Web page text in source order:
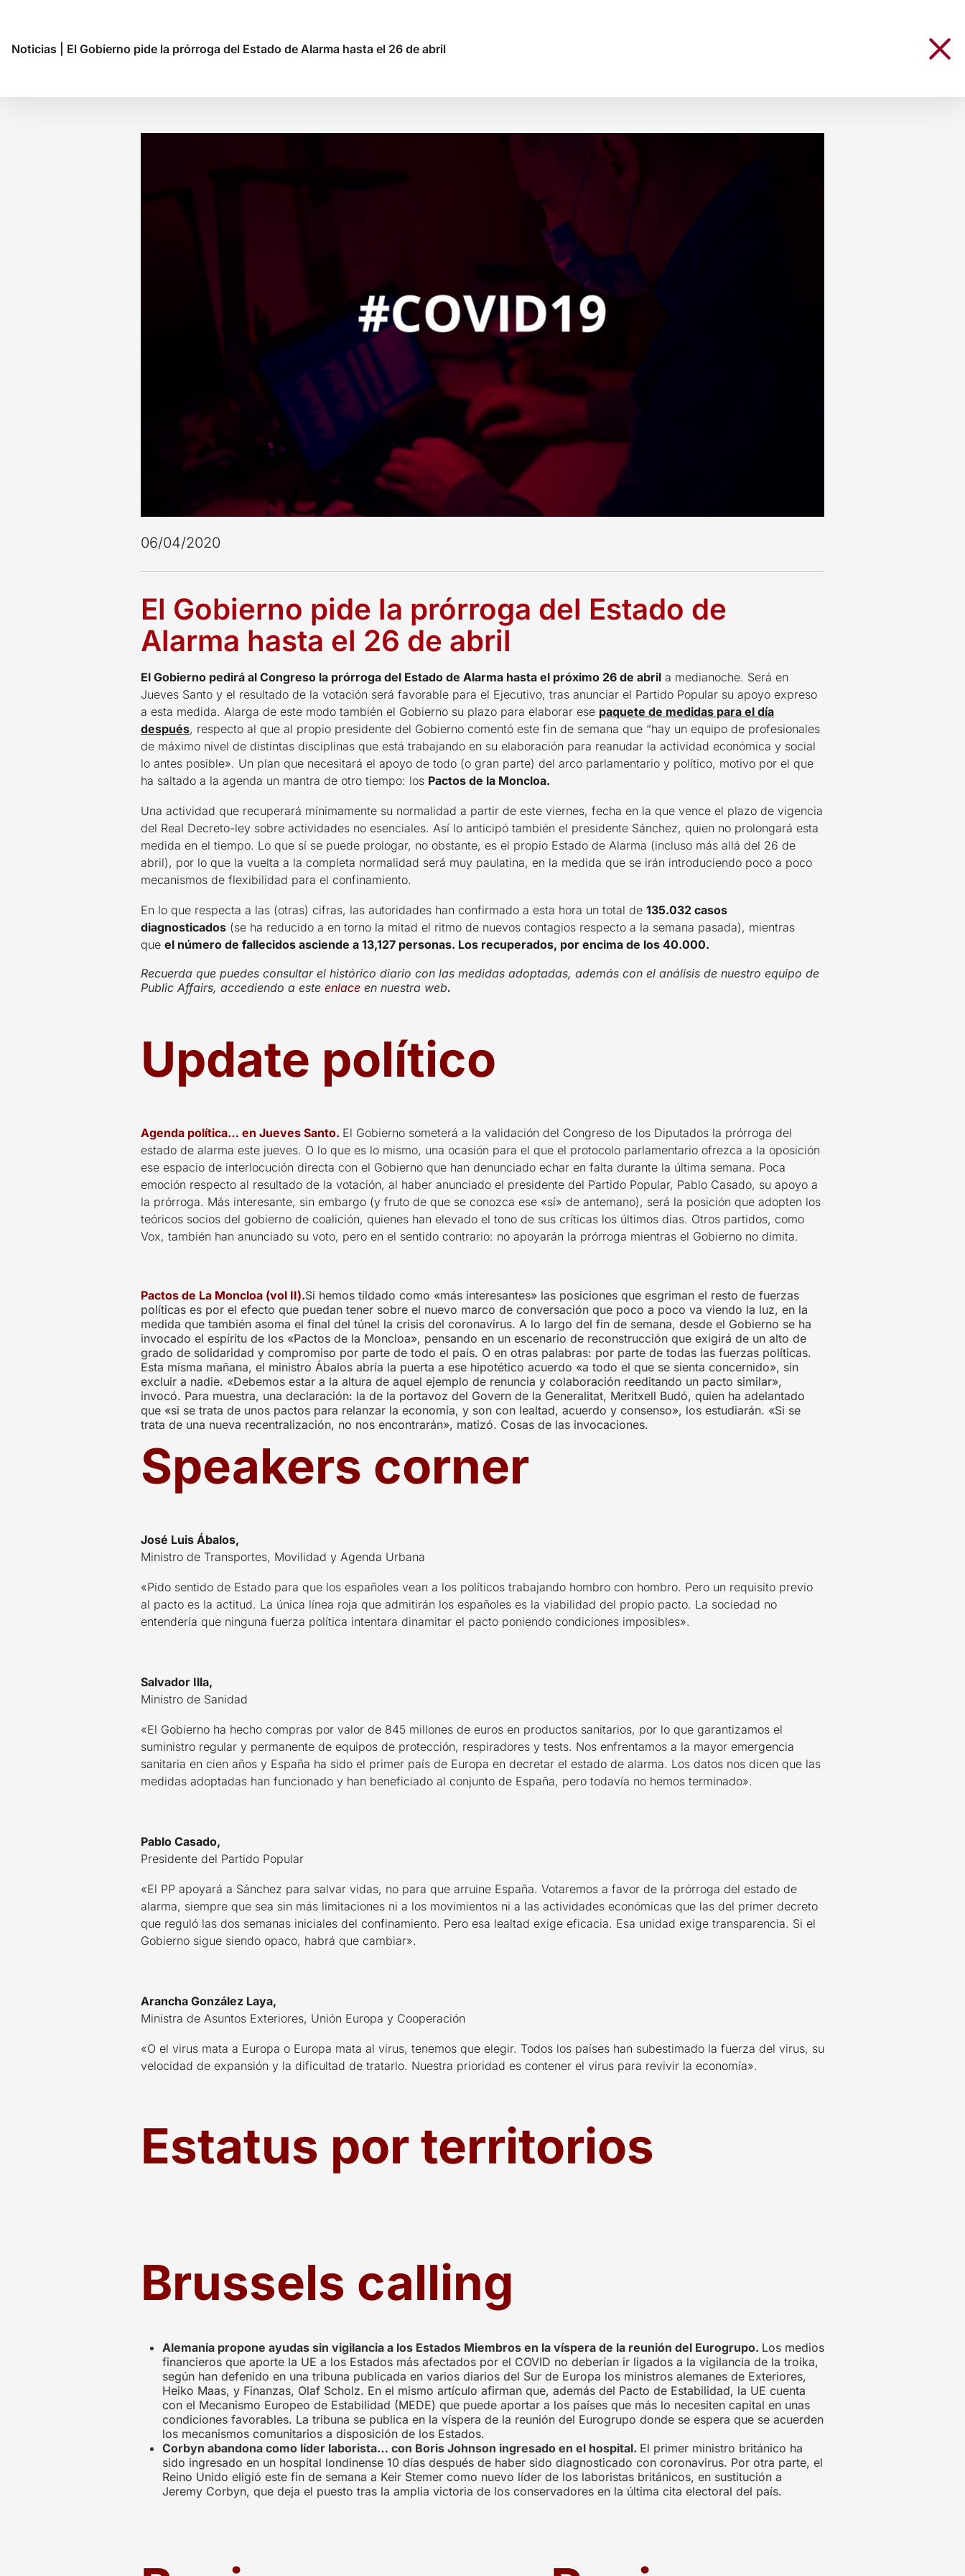
Noticias El Gobierno pide la prórroga del Estado de Alarma hasta el 26 de abril
06/04/2020
El Gobierno pide la prórroga del Estado de
Alarma hasta el 26 de abril
El Gobierno pedirá al Congreso la prórroga del Estado de Alarma hasta el próximo 26 de abril a medianoche. Será en
Jueves Santo y el resultado de la votación será favorable para el Ejecutivo, tras anunciar el Partido Popular su apoyo expreso
a esta medida. Alarga de este modo también el Gobierno su plazo para elaborar ese paquete de medidas para el día
después, respecto al que al propio presidente del Gobierno comentó este fin de semana que “hay un equipo de profesionales
de máximo nivel de distintas disciplinas que está trabajando en su elaboración para reanudar la actividad económica y social
lo antes posible». Un plan que necesitará el apoyo de todo (o gran parte) del arco parlamentario y político, motivo por el que
ha saltado a la agenda un mantra de otro tiempo: los Pactos de la Moncloa.
Una actividad que recuperará mínimamente su normalidad a partir de este viernes, fecha en la que vence el plazo de vigencia
del Real Decreto-ley sobre actividades no esenciales. Así lo anticipó también el presidente Sánchez, quien no prolongará esta
medida en el tiempo. Lo que sí se puede prologar, no obstante, es el propio Estado de Alarma (incluso más allá del 26 de
abril), por lo que la vuelta a la completa normalidad será muy paulatina, en la medida que se irán introduciendo poco a poco
mecanismos de flexibilidad para el confinamiento.
En lo que respecta a las (otras) cifras, las autoridades han confirmado a esta hora un total de 135.032 casos
diagnosticados (se ha reducido a en torno la mitad el ritmo de nuevos contagios respecto a la semana pasada), mientras
que el número de fallecidos asciende a 13,127 personas. Los recuperados, por encima de los 40.000.
Recuerda que puedes consultar el histórico diario con las medidas adoptadas, además con el análisis de nuestro equipo de
Public Affairs, accediendo a este enlace en nuestra web.
Update político
Agenda política… en Jueves Santo. El Gobierno someterá a la validación del Congreso de los Diputados la prórroga del
estado de alarma este jueves. O lo que es lo mismo, una ocasión para el que el protocolo parlamentario ofrezca a la oposición
ese espacio de interlocución directa con el Gobierno que han denunciado echar en falta durante la última semana. Poca
emoción respecto al resultado de la votación, al haber anunciado el presidente del Partido Popular, Pablo Casado, su apoyo a
la prórroga. Más interesante, sin embargo (y fruto de que se conozca ese «sí» de antemano), será la posición que adopten los
teóricos socios del gobierno de coalición, quienes han elevado el tono de sus críticas los últimos días. Otros partidos, como
Vox, también han anunciado su voto, pero en el sentido contrario: no apoyarán la prórroga mientras el Gobierno no dimita.
Pactos de La Moncloa (vol II).Si hemos tildado como «más interesantes» las posiciones que esgriman el resto de fuerzas
políticas es por el efecto que puedan tener sobre el nuevo marco de conversación que poco a poco va viendo la luz, en la
medida que también asoma el final del túnel la crisis del coronavirus. A lo largo del fin de semana, desde el Gobierno se ha
invocado el espíritu de los «Pactos de la Moncloa», pensando en un escenario de reconstrucción que exigirá de un alto de
grado de solidaridad y compromiso por parte de todo el país. O en otras palabras: por parte de todas las fuerzas políticas.
Esta misma mañana, el ministro Ábalos abría la puerta a ese hipotético acuerdo «a todo el que se sienta concernido», sin
excluir a nadie. «Debemos estar a la altura de aquel ejemplo de renuncia y colaboración reeditando un pacto similar»,
invocó. Para muestra, una declaración: la de la portavoz del Govern de la Generalitat, Meritxell Budó, quien ha adelantado
que «si se trata de unos pactos para relanzar la economía, y son con lealtad, acuerdo y consenso», los estudiarán. «Si se
trata de una nueva recentralización, no nos encontrarán», matizó. Cosas de las invocaciones.
Speakers corner
José Luis Ábalos,
Ministro de Transportes, Movilidad y Agenda Urbana
«Pido sentido de Estado para que los españoles vean a los políticos trabajando hombro con hombro. Pero un requisito previo
al pacto es la actitud. La única línea roja que admitirán los españoles es la viabilidad del propio pacto. La sociedad no
entendería que ninguna fuerza política intentara dinamitar el pacto poniendo condiciones imposibles».
Salvador Illa,
Ministro de Sanidad
«El Gobierno ha hecho compras por valor de 845 millones de euros en productos sanitarios, por lo que garantizamos el
suministro regular y permanente de equipos de protección, respiradores y tests. Nos enfrentamos a la mayor emergencia
sanitaria en cien años y España ha sido el primer país de Europa en decretar el estado de alarma. Los datos nos dicen que las
medidas adoptadas han funcionado y han beneficiado al conjunto de España, pero todavía no hemos terminado».
Pablo Casado,
Presidente del Partido Popular
«El PP apoyará a Sánchez para salvar vidas, no para que arruine España. Votaremos a favor de la prórroga del estado de
alarma, siempre que sea sin más limitaciones ni a los movimientos ni a las actividades económicas que las del primer decreto
que reguló las dos semanas iniciales del confinamiento. Pero esa lealtad exige eficacia. Esa unidad exige transparencia. Si el
Gobierno sigue siendo opaco, habrá que cambiar».
Arancha González Laya,
Ministra de Asuntos Exteriores, Unión Europa y Cooperación
«O el virus mata a Europa o Europa mata al virus, tenemos que elegir. Todos los países han subestimado la fuerza del virus, su
velocidad de expansión y la dificultad de tratarlo. Nuestra prioridad es contener el virus para revivir la economía».
Estatus por territorios
Brussels calling
Alemania propone ayudas sin vigilancia a los Estados Miembros en la víspera de la reunión del Eurogrupo. Los medios
financieros que aporte la UE a los Estados más afectados por el COVID no deberían ir ligados a la vigilancia de la troika,
según han defenido en una tribuna publicada en varios diarios del Sur de Europa los ministros alemanes de Exteriores,
Heiko Maas, y Finanzas, Olaf Scholz. En el mismo artículo afirman que, además del Pacto de Estabilidad, la UE cuenta
con el Mecanismo Europeo de Estabilidad (MEDE) que puede aportar a los países que más lo necesiten capital en unas
condiciones favorables. La tribuna se publica en la víspera de la reunión del Eurogrupo donde se espera que se acuerden
los mecanismos comunitarios a disposición de los Estados.
Corbyn abandona como líder laborista… con Boris Johnson ingresado en el hospital. El primer ministro británico ha
sido ingresado en un hospital londinense 10 días después de haber sido diagnosticado con coronavirus. Por otra parte, el
Reino Unido eligió este fin de semana a Keir Stemer como nuevo líder de los laboristas británicos, en sustitución a
Jeremy Corbyn, que deja el puesto tras la amplia victoria de los conservadores en la última cita electoral del país.